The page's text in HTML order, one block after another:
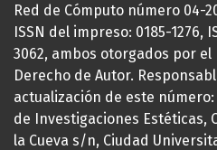
Red de Cómputo número 04-
ISSN del impreso: 0185-1276,
3062, ambos otorgados por
Derecho de Autor.
actualización de este
de Investigaciones Estéticas,
la Cueva s/n, Ciudad